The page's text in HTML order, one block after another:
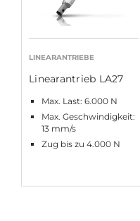
LINEARANTRIEBE
Linearantrieb LA27
Max. Last: 6.000 N
Max. Geschwindigkeit:
13 mm/s
Zug bis zu 4.000 N